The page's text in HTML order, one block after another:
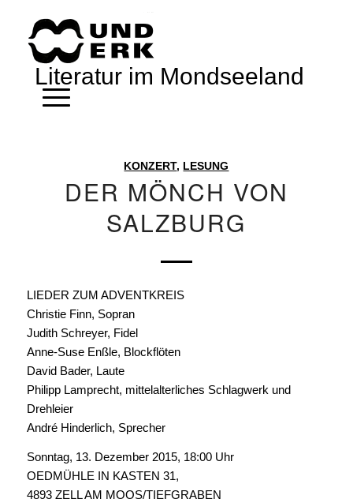
Literatur im Mondseeland
KONZERT, LESUNG
DER MÖNCH VON
SALZBURG
LIEDER ZUM ADVENTKREIS
Christie Finn, Sopran
Judith Schreyer, Fidel
Anne-Suse Enßle, Blockflöten
David Bader, Laute
Philipp Lamprecht, mittelalterliches Schlagwerk und
Drehleier
André Hinderlich, Sprecher
Sonntag, 13. Dezember 2015, 18:00 Uhr
OEDMÜHLE IN KASTEN 31,
4893 ZELL AM MOOS/TIEFGRABEN